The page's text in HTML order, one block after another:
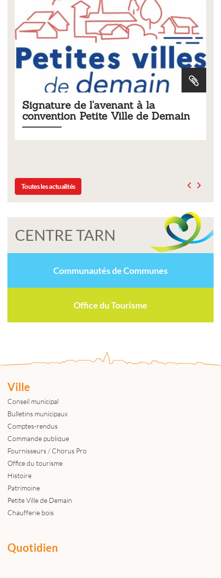
Demain
Tarifs 2026 des services
municipaux
Toutes les actualités
CENTRE TARN
Communautés de Communes
Office du Tourisme
Ville
Conseil municipal
Bulletins municipaux
Comptes-rendus
Commande publique
Fournisseurs / Chorus Pro
Office du tourisme
Histoire
Patrimoine
Petite Ville de Demain
Chaufferie bois
Quotidien